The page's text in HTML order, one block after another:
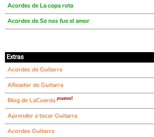
Acordes de La copa rota
Acordes de Se nos fue el amor
Extras
Acordes de Guitarra
Afinador de Guitarra
Blog de LaCuerda ¡nuevo!
Aprender a tocar Guitarra
Acordes Guitarra